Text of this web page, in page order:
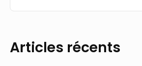
Area
Articles récents